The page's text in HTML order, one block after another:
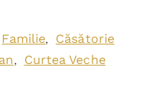
Familie,
Căsătorie
, Curtea Veche